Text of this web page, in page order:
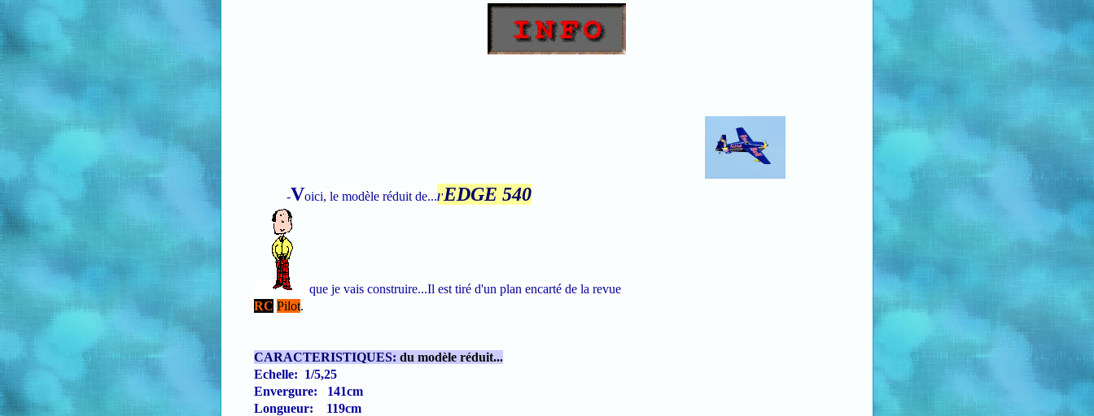
-Voici, le modèle réduit de...l'EDGE 540
que je vais construire...Il est tiré d'un plan encarté de la revue
RC Pilot.
CARACTERISTIQUES: du modèle réduit...
Echelle: 1/5,25
Envergure: 141cm
Longueur: 119cm